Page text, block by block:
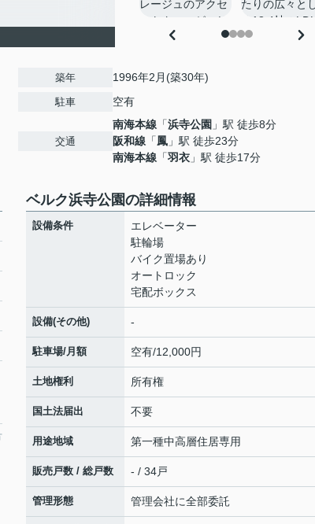
築年 1996年2月(築30年)
駐車 空有
交通
南海本線 「浜寺公園 」駅 徒歩8分
阪和線 「鳳 」駅 徒歩23分
南海本線 「羽衣 」駅 徒歩17分
ベルク浜寺公園の詳細情報
設備条件
エレベーター
駐輪場
バイク置場あり
オートロック
宅配ボックス
設備(その他) -
駐車場/月額 空有/12,000円
土地権利 所有権
国土法届出 不要
用途地域 第一種中高層住居専用
販売戸数 / 総戸数 - / 34戸
管理形態 管理会社に全部委託